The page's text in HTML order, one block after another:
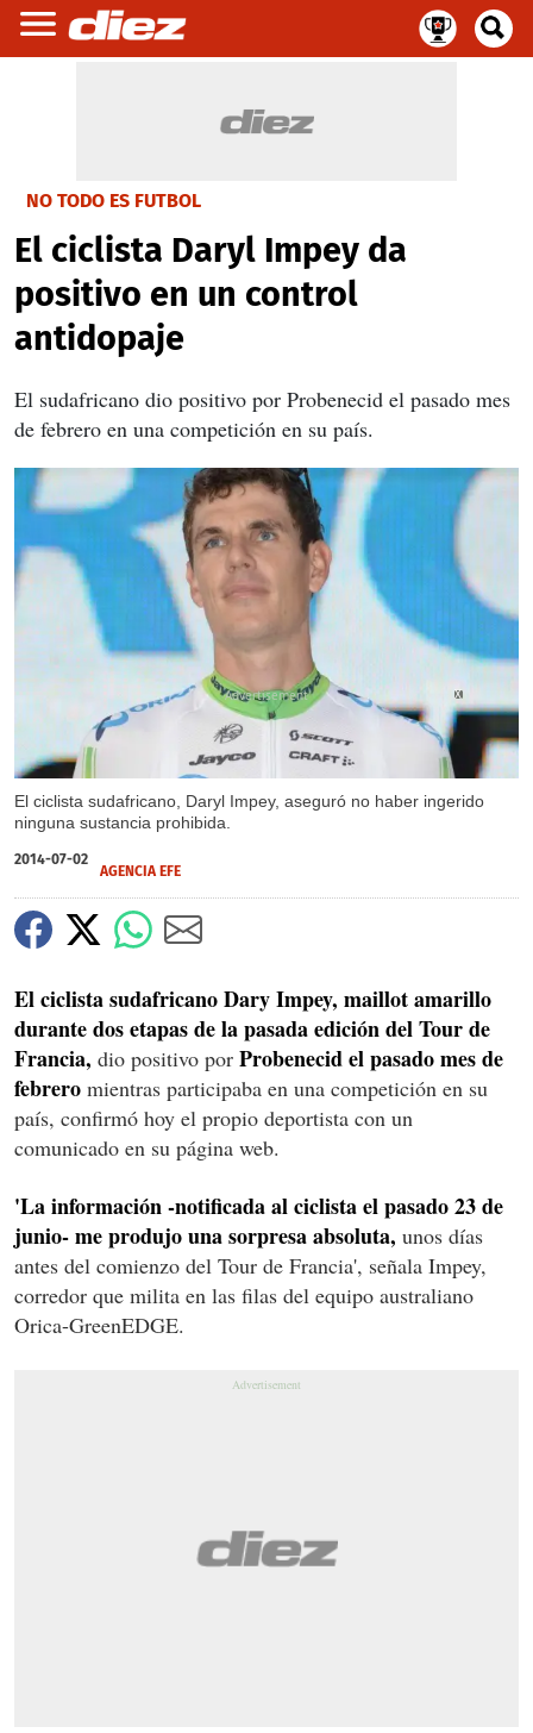
NO TODO ES FUTBOL
El ciclista Daryl Impey da
positivo en un control
antidopaje
El sudafricano dio positivo por Probenecid el pasado mes
de febrero en una competición en su país.
El ciclista sudafricano, Daryl Impey, aseguró no haber ingerido
ninguna sustancia prohibida.
X
2014-07-02
AGENCIA EFE
El ciclista sudafricano Dary Impey, maillot amarillo
durante dos etapas de la pasada edición del Tour de
Francia, dio positivo por Probenecid el pasado mes de
febrero mientras participaba en una competición en su
país, confirmó hoy el propio deportista con un
comunicado en su página web.
'La información -notificada al ciclista el pasado 23 de
junio- me produjo una sorpresa absoluta, unos días
antes del comienzo del Tour de Francia', señala Impey,
corredor que milita en las filas del equipo australiano
Orica-GreenEDGE.